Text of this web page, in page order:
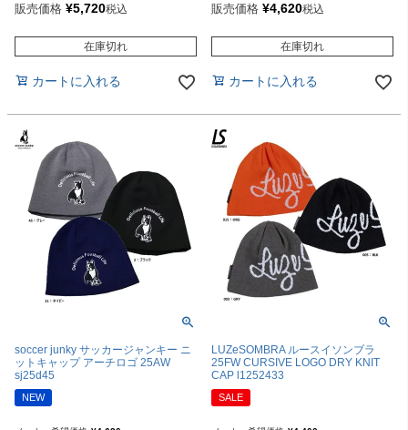
販売価格 ¥5,720税込
在庫切れ
カートに入れる
販売価格 ¥4,620税込
在庫切れ
カートに入れる
soccer junky サッカージャンキー ニ
ットキャップ アーチロゴ 25AW
sj25d45
NEW
LUZeSOMBRA ルースイソンブラ
25FW CURSIVE LOGO DRY KNIT
CAP l1252433
SALE